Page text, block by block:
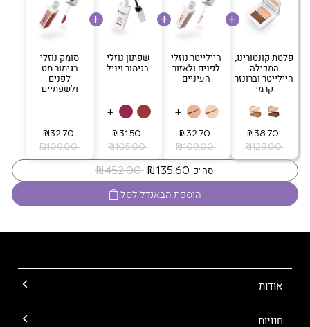
פלטת קונטורינג,
המכילה
היילייטר וברונזר
קרמי
‏ ₪129.00
היילייטר נוזלי
לפנים ולאזור
העיניים
+
‏ ₪109.00
שפתון נוזלי
בגימור ויניל
+
‏ ₪105.00
סומק נוזלי
בגימור מט
לפנים
ולשפתיים
‏ ₪109.00
סה"כ ‏ ₪452.00
הוספת הבאנדל לסל
אודות
חנויות